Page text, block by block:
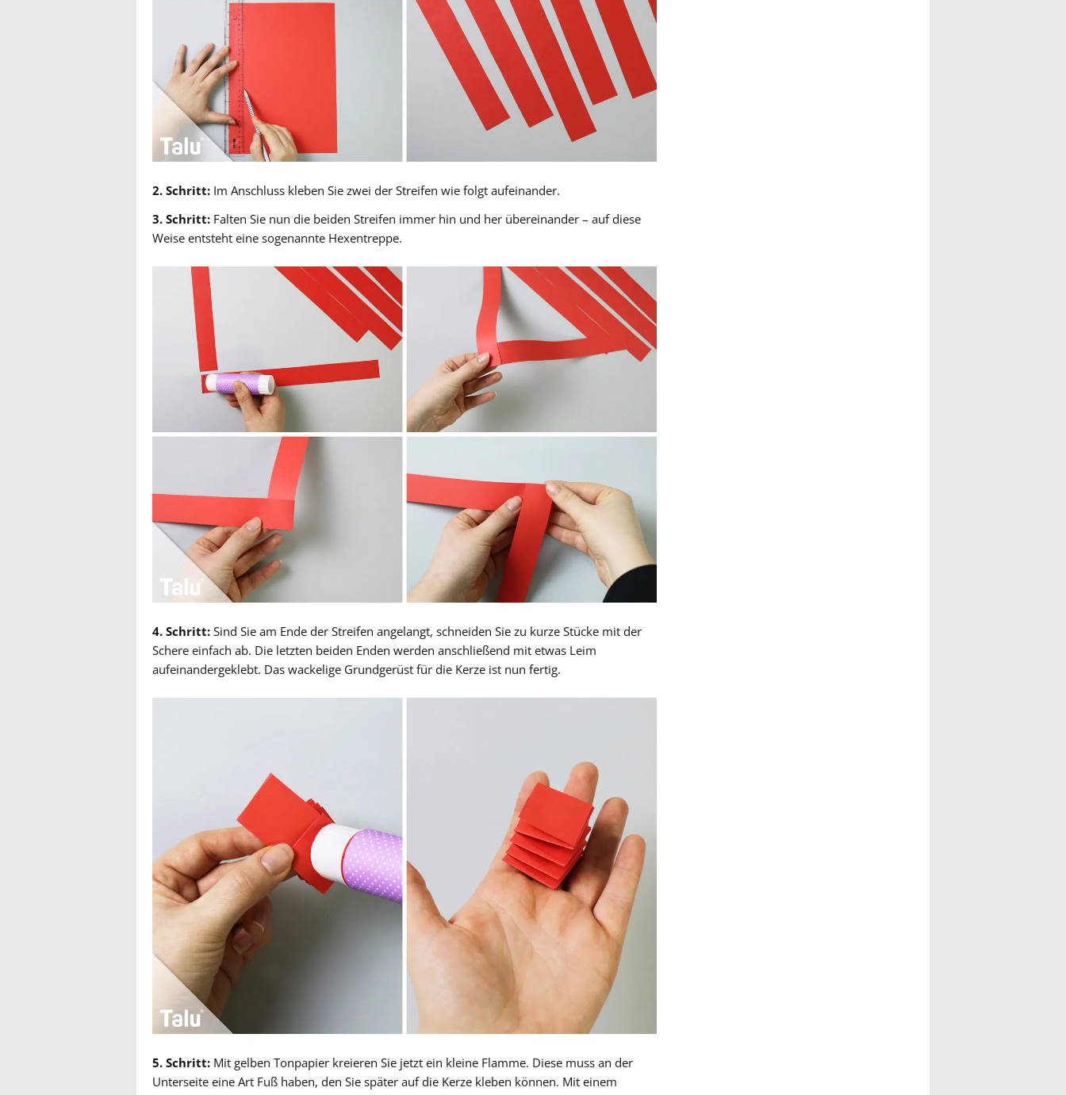
2. Schritt: Im Anschluss kleben Sie zwei der Streifen wie folgt aufeinander.
3. Schritt: Falten Sie nun die beiden Streifen immer hin und her übereinander – auf diese
Weise entsteht eine sogenannte Hexentreppe.
4. Schritt: Sind Sie am Ende der Streifen angelangt, schneiden Sie zu kurze Stücke mit der
Schere einfach ab. Die letzten beiden Enden werden anschließend mit etwas Leim
aufeinandergeklebt. Das wackelige Grundgerüst für die Kerze ist nun fertig.
5. Schritt: Mit gelben Tonpapier kreieren Sie jetzt ein kleine Flamme. Diese muss an der
Unterseite eine Art Fuß haben, den Sie später auf die Kerze kleben können. Mit einem